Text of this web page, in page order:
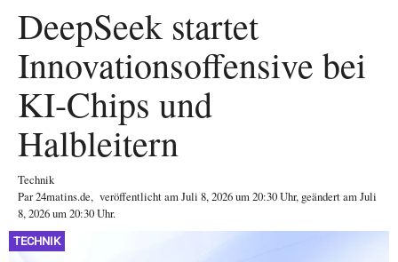
DeepSeek startet
Innovationsoffensive bei
KI-Chips und
Halbleitern
Technik
Par24matins.de, veröffentlicht amJuli 8, 2026um 20:30 Uhr, geändert am Juli
8, 2026 um 20:30 Uhr.
TECHNIK